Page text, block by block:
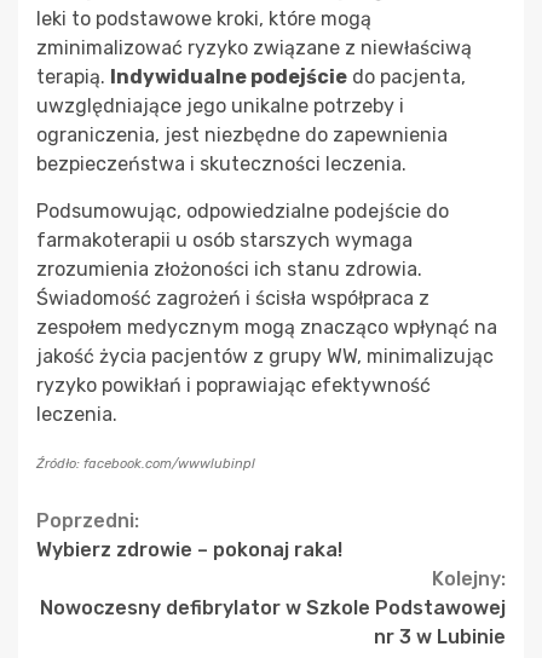
leki to podstawowe kroki, które mogą
zminimalizować ryzyko związane z niewłaściwą
terapią. Indywidualne podejście do pacjenta,
uwzględniające jego unikalne potrzeby i
ograniczenia, jest niezbędne do zapewnienia
bezpieczeństwa i skuteczności leczenia.
Podsumowując, odpowiedzialne podejście do
farmakoterapii u osób starszych wymaga
zrozumienia złożoności ich stanu zdrowia.
Świadomość zagrożeń i ścisła współpraca z
zespołem medycznym mogą znacząco wpłynąć na
jakość życia pacjentów z grupy WW, minimalizując
ryzyko powikłań i poprawiając efektywność
leczenia.
Źródło: facebook.com/wwwlubinpl
Continue
Poprzedni:
Wybierz zdrowie – pokonaj raka!
Kolejny:
Nowoczesny defibrylator w Szkole Podstawowej
nr 3 w Lubinie